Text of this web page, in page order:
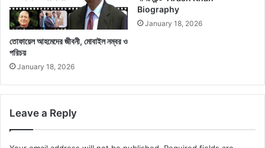
তোফায়েল আহমেদের জীবনী, মোবাইল নম্বর ও
পরিচয়
January 18, 2026
Biography
January 18, 2026
Leave a Reply